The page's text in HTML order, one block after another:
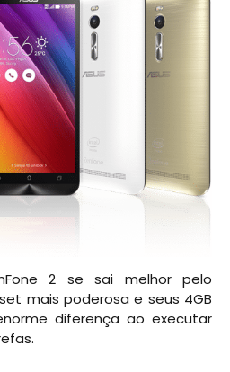
2 se sai melhor pelo
mais poderosa e seus 4GB
diferença ao executar